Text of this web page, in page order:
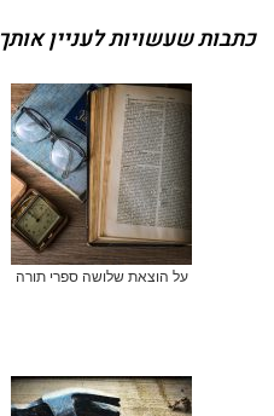
כתבות שעשויות לעניין אותך
על הוצאת שלושה ספרי תורה